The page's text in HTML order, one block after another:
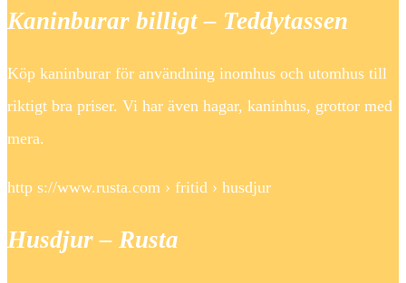
Kaninburar billigt – Teddytassen
Köp kaninburar för användning inomhus och utomhus till
riktigt bra priser. Vi har även hagar, kaninhus, grottor med
mera.
http s://www.rusta.com › fritid › husdjur
Husdjur – Rusta